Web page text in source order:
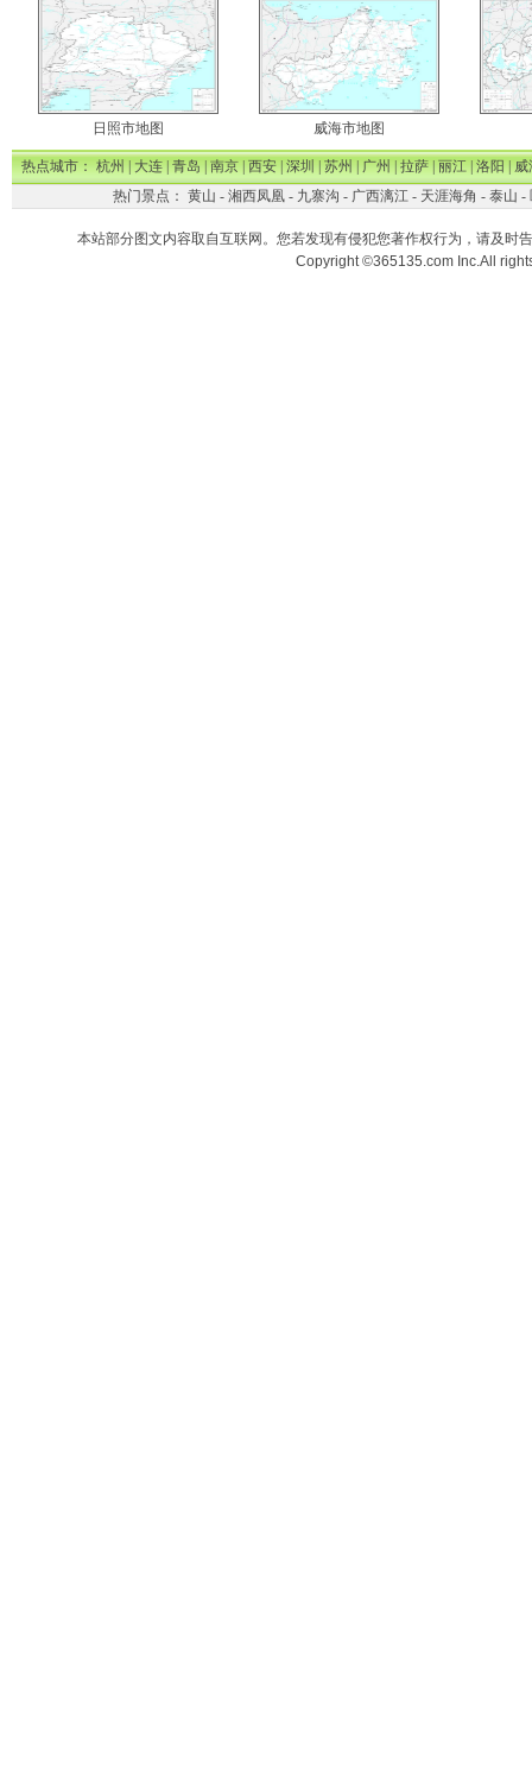
日照市地图 威海市地图
热点城市：杭州|大连|青岛|南京|西安|深圳|苏州|广州|拉萨|丽江|洛阳|威
热门景点： 黄山 - 湘西凤凰- 九寨沟 - 广西漓江- 天涯海角 - 泰山 -
本站部分图文内容取自互联网。您若发现有侵犯您著作权行为，请及时
Copyright ©365135.com Inc.All